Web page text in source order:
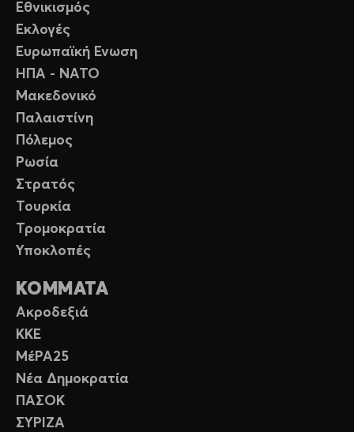
Εθνικισμός
Εκλογές
Ευρωπαϊκή Ενωση
ΗΠΑ - ΝΑΤΟ
Μακεδονικό
Παλαιστίνη
Πόλεμος
Ρωσία
Στρατός
Τουρκία
Τρομοκρατία
Υποκλοπές
ΚΟΜΜΑΤΑ
Ακροδεξιά
ΚΚΕ
ΜέΡΑ25
Νέα Δημοκρατία
ΠΑΣΟΚ
ΣΥΡΙΖΑ